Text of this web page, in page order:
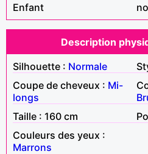
Enfant
Description
Silhouette : Normale
Coupe de cheveux : Mi-
longs
Taille : 160 cm
Couleurs des yeux :
Marrons